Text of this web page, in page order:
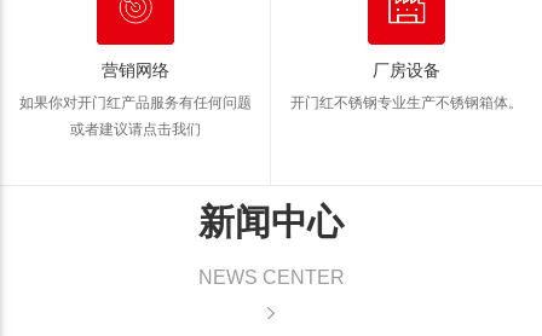
营销网络
如果你对开门红产品服务有任何问题
或者建议请点击我们
厂房设备
开门红不锈钢专业生产不锈钢箱体。
新闻中心
NEWS CENTER